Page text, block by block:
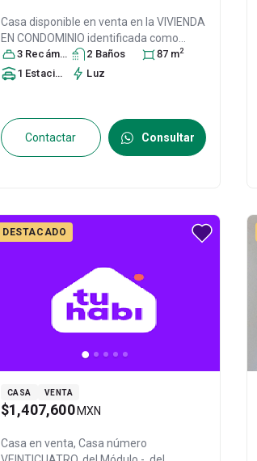
Casa disponible en venta en la VIVIENDA
EN CONDOMINIO identificada como
CASA NÚMERO CUARENTA Y DOS, del
CONDOMINIO CINCUENTA, de, Col.
3 Recámara s 2 Baños 87 m2
1 Estacionamiento Luz
Contactar Consultar
DESTACADO
CASA VENTA
$1,407,600 MXN
Casa en venta, Casa número